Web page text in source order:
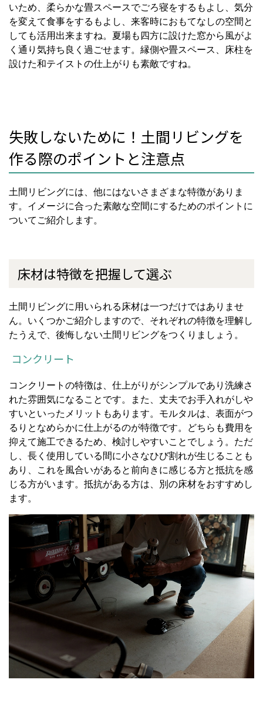
いため、柔らかな畳スペースでごろ寝をするもよし、気分
を変えて食事をするもよし、来客時におもてなしの空間と
しても活用出来ますね。夏場も四方に設けた窓から風がよ
く通り気持ち良く過ごせます。縁側や畳スペース、床柱を
設けた和テイストの仕上がりも素敵ですね。
失敗しないために！土間リビングを
作る際のポイントと注意点
土間リビングには、他にはないさまざまな特徴がありま
す。イメージに合った素敵な空間にするためのポイントに
ついてご紹介します。
床材は特徴を把握して選ぶ
土間リビングに用いられる床材は一つだけではありませ
ん。いくつかご紹介しますので、それぞれの特徴を理解し
たうえで、後悔しない土間リビングをつくりましょう。
コンクリート
コンクリートの特徴は、仕上がりがシンプルであり洗練さ
れた雰囲気になることです。また、丈夫でお手入れがしや
すいといったメリットもあります。モルタルは、表面がつ
るりとなめらかに仕上がるのが特徴です。どちらも費用を
抑えて施工できるため、検討しやすいことでしょう。ただ
し、長く使用している間に小さなひび割れが生じることも
あり、これを風合いがあると前向きに感じる方と抵抗を感
じる方がいます。抵抗がある方は、別の床材をおすすめし
ます。